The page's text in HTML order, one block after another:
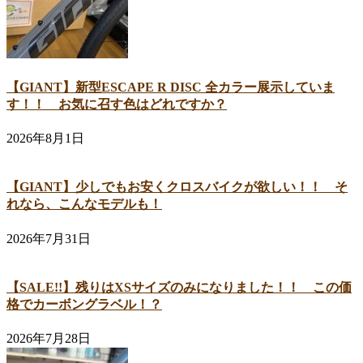
【GIANT】新型ESCAPE R DISC 全カラー展示していま
す！！ お気に召す色はどれですか？
2026年8月1日
【GIANT】少しでもお安くクロスバイクが欲しい！！ そ
れなら、こんなモデルも！
2026年7月31日
【SALE!!】残りはXSサイズのみになりました！！ この価
格でカーボングラベル！？
2026年7月28日